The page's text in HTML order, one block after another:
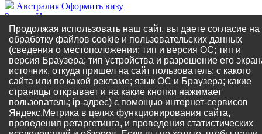
Продолжая использовать наш сайт, вы даете согласие на
обработку файлов cookie и пользовательских данных
(сведения о местоположении; тип и версия ОС; тип и
версия Браузера; тип устройства и разрешение его
источник, откуда пришел на сайт пользователь; с какого
сайта или по какой рекламе; язык ОС и Браузера; какие
страницы открывает и на какие кнопки нажимает
пользователь; ip-адрес) с помощью интернет-сервисов
Яндекс.Метрика в целях функционирования сайта,
проведения ретаргетинга, и проведения статистических
Австралия Оформить визу
Звонок Написать
WhatsApp Написать
Instagram
×
Заявка на пакет документов
Виза -
Тип визы -
Лимит скачиваний на 31.07.2026
исчерпан.